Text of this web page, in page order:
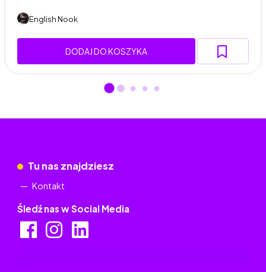
English Nook
DODAJ DO KOSZYKA
Tu nas znajdziesz
Kontakt
Śledź nas w Social Media